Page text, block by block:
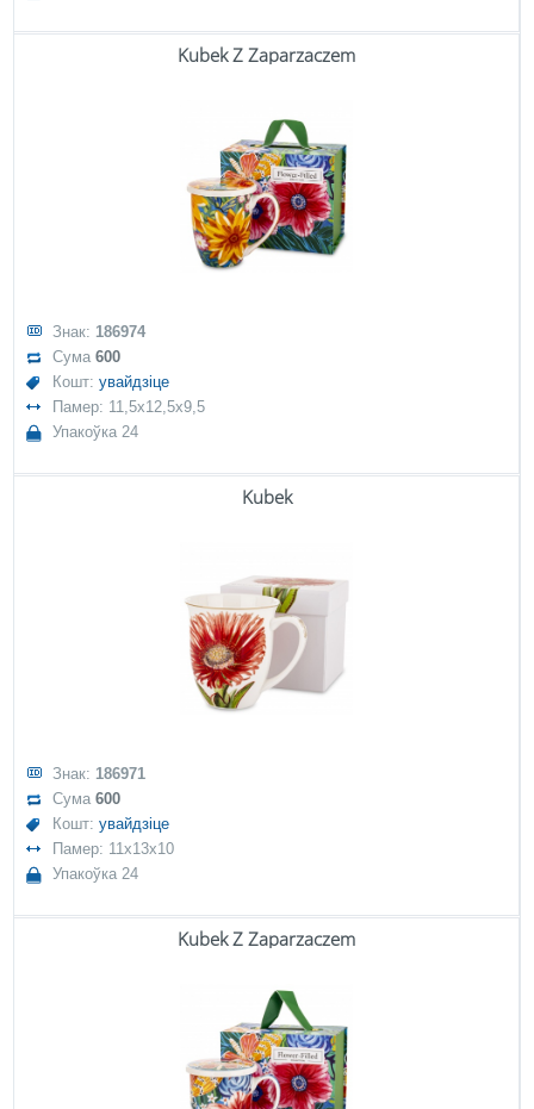
Kubek Z Zaparzaczem
Знак: 186974
Сума600
Кошт:увайдзіце
Памер: 11,5x12,5x9,5
Упакоўка 24
Kubek
Знак: 186971
Сума600
Кошт:увайдзіце
Памер: 11x13x10
Упакоўка 24
Kubek Z Zaparzaczem